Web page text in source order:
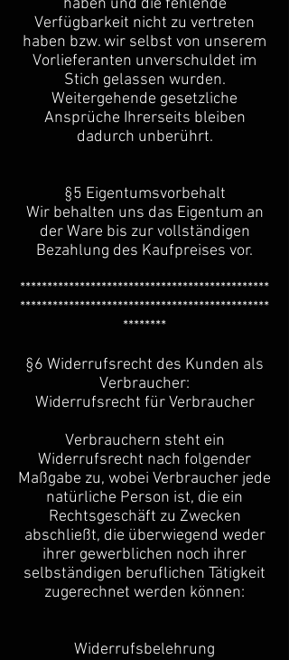
Verfügbarkeit nicht zu vertreten
haben bzw. wir selbst von unserem
Vorlieferanten unverschuldet im
Stich gelassen wurden.
Weitergehende gesetzliche
Ansprüche Ihrerseits bleiben
dadurch unberührt.
§5 Eigentumsvorbehalt
Wir behalten uns das Eigentum an
der Ware bis zur vollständigen
Bezahlung des Kaufpreises vor.
**********************************************
**********************************************
********
§6 Widerrufsrecht des Kunden als
Verbraucher:
Widerrufsrecht für Verbraucher
Verbrauchern steht ein
Widerrufsrecht nach folgender
Maßgabe zu, wobei Verbraucher jede
natürliche Person ist, die ein
Rechtsgeschäft zu Zwecken
abschließt, die überwiegend weder
ihrer gewerblichen noch ihrer
selbständigen beruflichen Tätigkeit
zugerechnet werden können:
Widerrufsbelehrung